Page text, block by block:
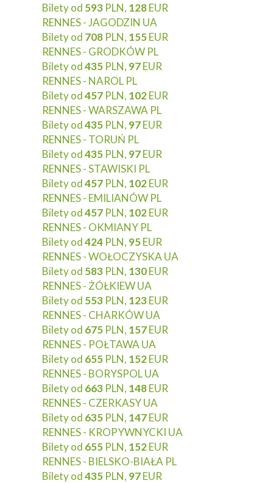
Bilety od 593 PLN, 128EUR
RENNES - JAGODZIN UA
Bilety od 708 PLN, 155EUR
RENNES - GRODKÓW PL
Bilety od435 PLN, 97EUR
RENNES - NAROL PL
Bilety od457 PLN, 102EUR
RENNES - WARSZAWA PL
Bilety od435 PLN, 97EUR
RENNES - TORUŃ PL
Bilety od435 PLN, 97EUR
RENNES - STAWISKI PL
Bilety od457 PLN, 102EUR
RENNES - EMILIANÓW PL
Bilety od457 PLN, 102EUR
RENNES - OKMIANY PL
Bilety od424 PLN, 95EUR
RENNES - WOŁOCZYSKA UA
Bilety od 583 PLN, 130EUR
RENNES - ŻÓŁKIEW UA
Bilety od 553 PLN, 123EUR
RENNES - CHARKÓW UA
Bilety od 675 PLN, 157EUR
RENNES - POŁTAWA UA
Bilety od 655 PLN, 152EUR
RENNES - BORYSPOL UA
Bilety od 663 PLN, 148EUR
RENNES - CZERKASY UA
Bilety od 635 PLN, 147EUR
RENNES - KROPYWNYCKI UA
Bilety od 655 PLN, 152EUR
RENNES - BIELSKO-BIAŁA PL
Bilety od435 PLN, 97EUR